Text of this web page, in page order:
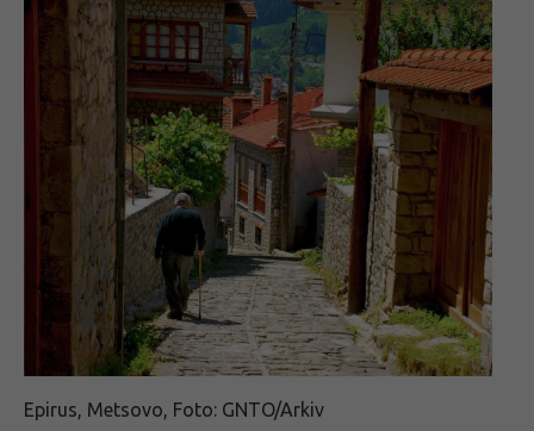
Epirus, Metsovo, Foto: GNTO/Arkiv